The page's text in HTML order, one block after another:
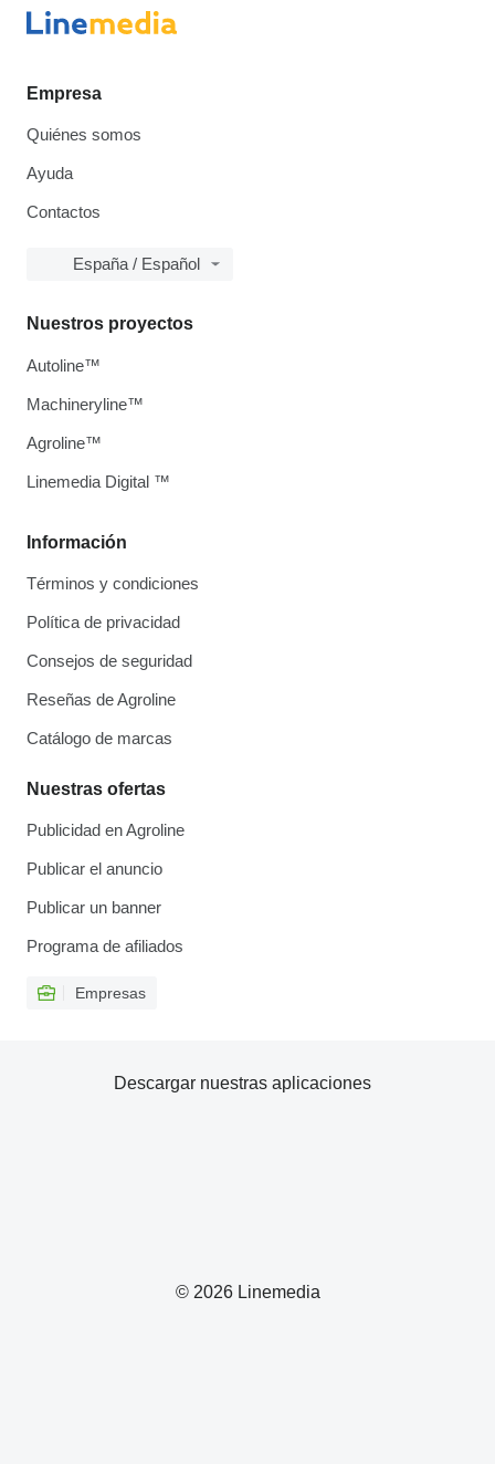
Empresa
Quiénes somos
Ayuda
Contactos
España / Español
Información
Términos y condiciones
Política de privacidad
Consejos de seguridad
Reseñas de Agroline
Catálogo de marcas
Nuestras ofertas
Publicidad en Agroline
Publicar el anuncio
Publicar un banner
Programa de afiliados
Empresas
Nuestros proyectos
Autoline™
Machineryline™
Agroline™
Linemedia Digital ™
© 2026 Linemedia
Descargar nuestras aplicaciones